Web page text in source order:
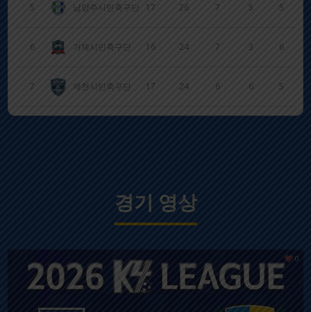
5 남양주시민축구단 17 26 7 5 5
6 거제시민축구단 16 24 7 3 6
7 제천시민축구단 17 24 6 6 5
기장군민축구단 20
경기 영상
0